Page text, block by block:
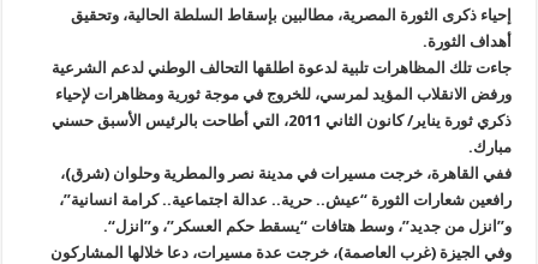
إحياء ذكرى الثورة المصرية، مطالبين بإسقاط السلطة الحالية، وتحقيق
أهداف الثورة.
جاءت تلك المظاهرات تلبية لدعوة اطلقها التحالف الوطني لدعم الشرعية
ورفض الانقلاب المؤيد لمرسي، للخروج في موجة ثورية ومظاهرات لإحياء
ذكري ثورة يناير/ كانون الثاني 2011، التي أطاحت بالرئيس الأسبق حسني
مبارك.
ففي القاهرة، خرجت مسيرات في مدينة نصر والمطرية وحلوان (شرق)،
رافعين شعارات الثورة “عيش.. حرية.. عدالة اجتماعية.. كرامة انسانية”،
و”انزل من جديد”، وسط هتافات “يسقط حكم العسكر”، و”انزل“.
وفي الجيزة (غرب العاصمة)، خرجت عدة مسيرات، دعا خلالها المشاركون